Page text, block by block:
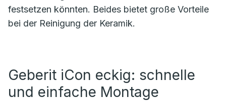
festsetzen könnten. Beides bietet große Vorteile
bei der Reinigung der Keramik.
Geberit iCon eckig: schnelle
und einfache Montage